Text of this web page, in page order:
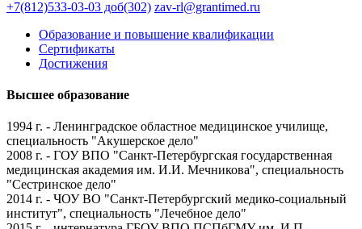
+7(812)533-03-03 доб(302) zav-rl@grantimed.ru
Образование и повышение квалификации
Сертификаты
Достижения
Высшее образование
1994 г. - Ленинградское областное медицинское училище,
специальность "Акушерское дело"
2008 г. - ГОУ ВПО "Санкт-Петербургская государственная
медицинская академия им. И.И. Мечникова", специальность
"Сестринское дело"
2014 г. - ЧОУ ВО "Санкт-Петербургский медико-социальный
институт", специальность "Лечебное дело"